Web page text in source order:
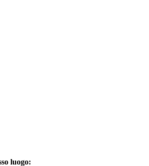
luogo: